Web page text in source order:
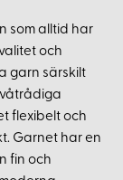
som alltid har
och
garn särskilt
flexibelt och
Garnet har en
fin och